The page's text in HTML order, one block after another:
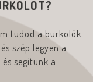
tudod a burkolók
szép legyen a
segítünk a